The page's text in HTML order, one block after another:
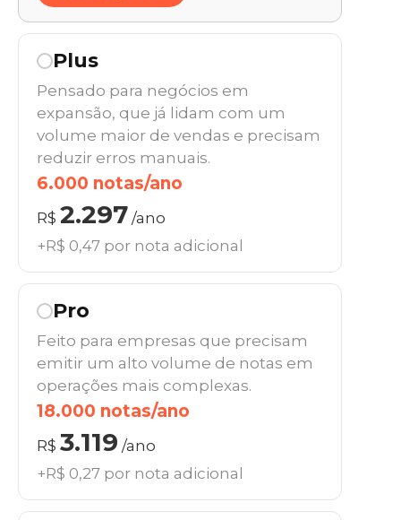
Plus
Pensado para negócios em
expansão, que já lidam com um
volume maior de vendas e precisam
reduzir erros manuais.
6.000 notas/ano
R$ 2.297 /ano
+R$ 0,47 por nota adicional
Pro
Feito para empresas que precisam
emitir um alto volume de notas em
operações mais complexas.
18.000 notas/ano
R$ 3.119 /ano
+R$ 0,27 por nota adicional